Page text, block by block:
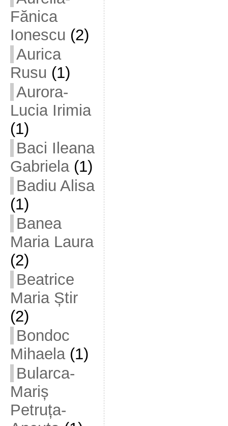
Fănica
Ionescu (2)
Aurica
Rusu (1)
Aurora-
Lucia Irimia
(1)
Baci Ileana
Gabriela(1)
Badiu Alisa
(1)
Banea
Maria Laura
(2)
Beatrice
Maria Știr
(2)
Bondoc
Mihaela(1)
Bularca-
Mariș
Petruța-